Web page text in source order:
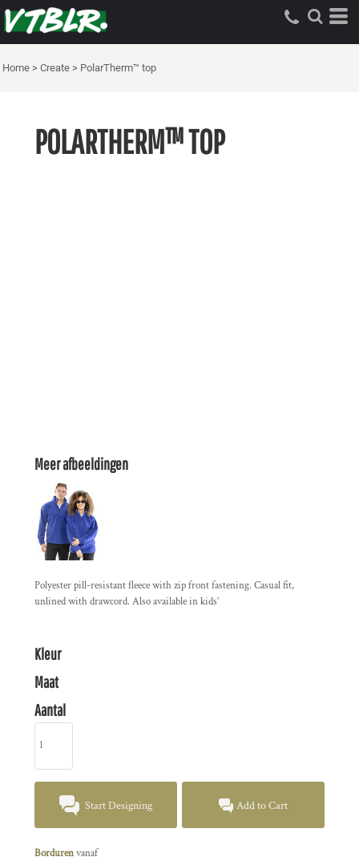
Home > Create > PolarTherm™ top
POLARTHERM™ TOP
Meer afbeeldingen
Polyester pill-resistant fleece with zip front fastening. Casual fit,
unlined with drawcord. Also available in kids’
Kleur
Maat
Aantal
Start Designing Add to Cart
Bordurenvanaf